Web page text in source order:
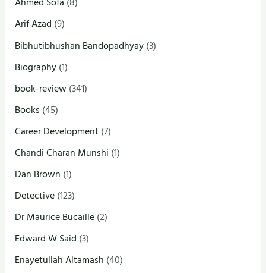
Arif Azad (9)
Bibhutibhushan Bandopadhyay(3)
Biography(1)
book-review(341)
Books (45)
Career Development(7)
Chandi Charan Munshi (1)
Dan Brown (1)
Detective(123)
Dr Maurice Bucaille(2)
Edward W Said (3)
Enayetullah Altamash (40)